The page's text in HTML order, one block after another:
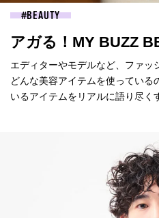
BEAUTY
アガる！MY BUZZ
エディターやモデルなど、ファッ
どんな美容アイテムを使っている
いるアイテムをリアルに語り尽く